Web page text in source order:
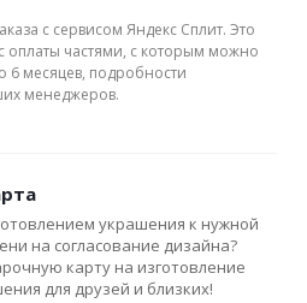
с сервисом Яндекс Сплит. Это
оплаты частями, с которым можно
6 месяцев, подробности
менеджеров.
украшения к нужной
на согласование дизайна?
карту на изготовление
для друзей и близких!